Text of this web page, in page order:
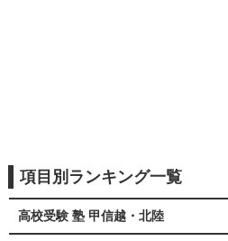
項目別ランキング一覧
高校受験 塾 甲信越・北陸